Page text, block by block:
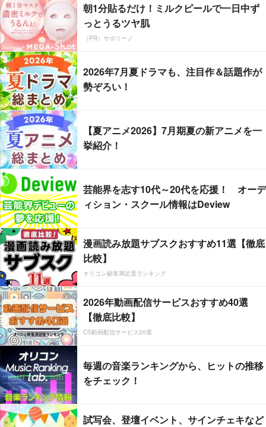
朝1分貼るだけ！ミルクピールで一日中ず
っとうるツヤ肌
（PR）サボリーノ
2026年7月夏ドラマも、注目作＆話題作が
勢ぞろい！
【夏アニメ2026】7月期夏の新アニメを一
挙紹介！
芸能界を志す10代～20代を応援！ オーデ
ィション・スクール情報はDeview
漫画読み放題サブスクおすすめ11選【徹底
比較】
オリコン顧客満足度ランキング
2026年動画配信サービスおすすめ40選
【徹底比較】
CS動画配信サービス20選
毎週の音楽ランキングから、ヒットの推移
をチェック！
試写会、登壇イベント、サインチェキなど